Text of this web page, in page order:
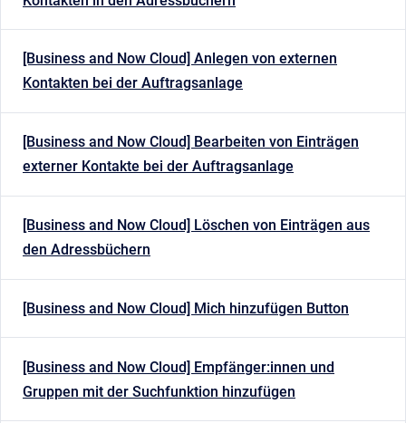
[Business and Now Cloud] Anlegen von externen
Kontakten bei der Auftragsanlage
[Business and Now Cloud] Bearbeiten von Einträgen
externer Kontakte bei der Auftragsanlage
[Business and Now Cloud] Löschen von Einträgen aus
den Adressbüchern
[Business and Now Cloud] Mich hinzufügen Button
[Business and Now Cloud] Empfänger:innen und
Gruppen mit der Suchfunktion hinzufügen